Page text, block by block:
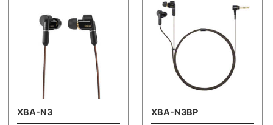
XBA-N3 XBA-N3BP